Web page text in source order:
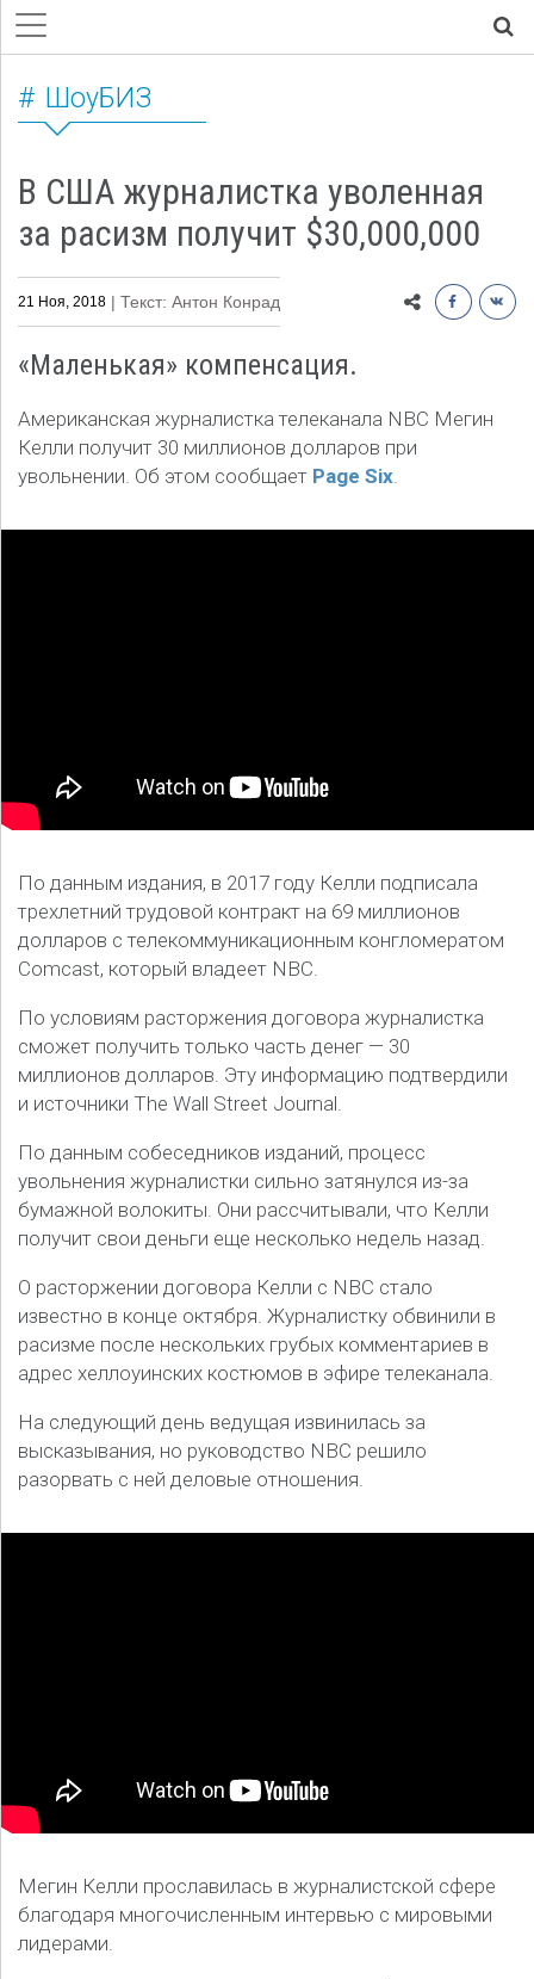
ШоуБИЗ
В США журналистка уволенная
за расизм получит $30,000,000
21 Ноя, 2018 | Текст: Антон Конрад
«Маленькая» компенсация.
Американская журналистка телеканала NBC Мегин
Келли получит 30 миллионов долларов при
увольнении. Об этом сообщает Page Six.
По данным издания, в 2017 году Келли подписала
трехлетний трудовой контракт на 69 миллионов
долларов с телекоммуникационным конгломератом
Comcast, который владеет NBC.
По условиям расторжения договора журналистка
сможет получить только часть денег — 30
миллионов долларов. Эту информацию подтвердили
и источники The Wall Street Journal.
По данным собеседников изданий, процесс
увольнения журналистки сильно затянулся из-за
бумажной волокиты. Они рассчитывали, что Келли
получит свои деньги еще несколько недель назад.
О расторжении договора Келли с NBC стало
известно в конце октября. Журналистку обвинили в
расизме после нескольких грубых комментариев в
адрес хеллоуинских костюмов в эфире телеканала.
На следующий день ведущая извинилась за
высказывания, но руководство NBC решило
разорвать с ней деловые отношения.
Мегин Келли прославилась в журналистской сфере
благодаря многочисленным интервью с мировыми
лидерами.